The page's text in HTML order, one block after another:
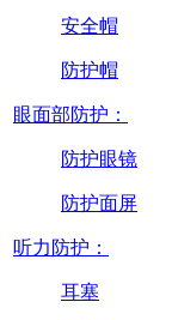
安全帽
防护帽
眼面部防护：
防护眼镜
防护面屏
听力防护：
耳塞